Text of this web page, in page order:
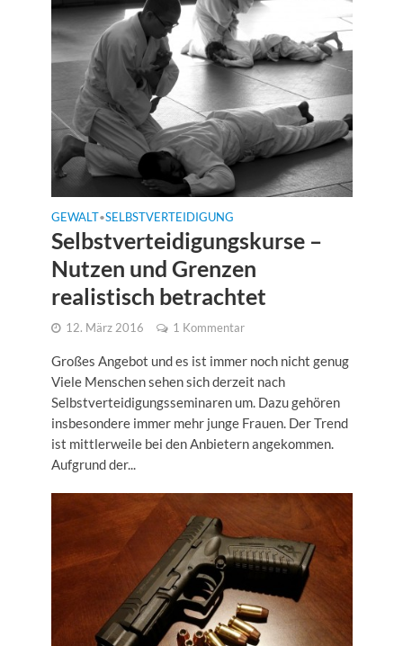
GEWALT•SELBSTVERTEIDIGUNG
Selbstverteidigungskurse –
Nutzen und Grenzen
realistisch betrachtet
12. März 2016 1 Kommentar
Großes Angebot und es ist immer noch nicht genug
Viele Menschen sehen sich derzeit nach
Selbstverteidigungsseminaren um. Dazu gehören
insbesondere immer mehr junge Frauen. Der Trend
ist mittlerweile bei den Anbietern angekommen.
Aufgrund der...